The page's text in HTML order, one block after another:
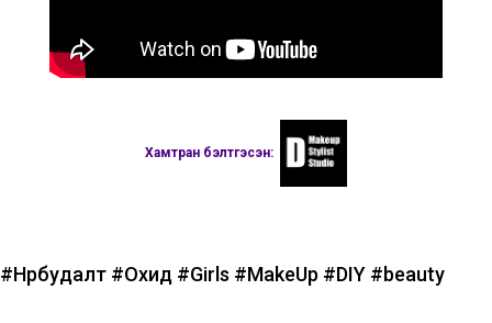
Хамтран бэлтгэсэн:
#Нүүрбудалт #Охид #Girls #MakeUp #DIY #beauty